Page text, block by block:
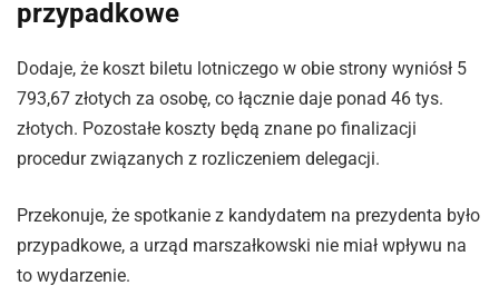
przypadkowe
Dodaje, że koszt biletu lotniczego w obie strony wyniósł 5
793,67 złotych za osobę, co łącznie daje ponad 46 tys.
złotych. Pozostałe koszty będą znane po finalizacji
procedur związanych z rozliczeniem delegacji.
Przekonuje, że spotkanie z kandydatem na prezydenta było
przypadkowe, a urząd marszałkowski nie miał wpływu na
to wydarzenie.